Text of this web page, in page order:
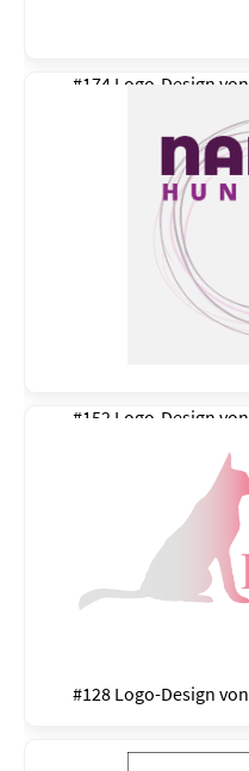
#174 Logo-Design von
#152 Logo-Design von
#128 Logo-Design von